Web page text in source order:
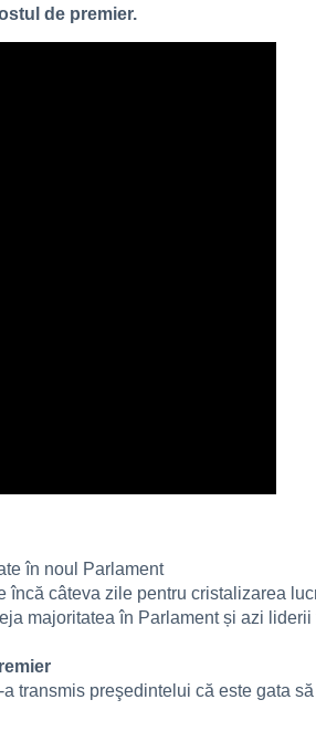
de premier.
în noul Parlament
încă câteva zile pentru cristalizarea
majoritatea în Parlament și azi
transmis preşedintelui că este gata